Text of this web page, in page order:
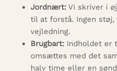
Jordnært: Vi skriver i
til at forstå. Ingen
vejledning.
Brugbart: Indholdet er
omsættes med det
halv time eller en